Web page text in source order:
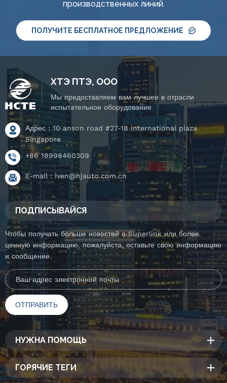
производственных линий.
ПОЛУЧИТЕ БЕСПЛАТНОЕ ПРЕДЛОЖЕНИЕ
ХТЭ ПТЭ, ООО
Мы предоставляем вам лучшее в отрасли
испытательное оборудование
Адрес : 10 anson road #27-18 international plaza
Singapore
+86 18998460309
E-mail :iven@hjauto.com.cn
ПОДПИСЫВАЙСЯ
Чтобы получать больше новостей о Superlink или более
ценную информацию. пожалуйста, оставьте свою информацию
и сообщение.
НУЖНА ПОМОЩЬ
ГОРЯЧИЕ ТЕГИ